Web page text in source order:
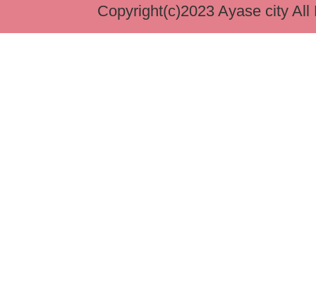
Copyright(c)2023 Ayase city